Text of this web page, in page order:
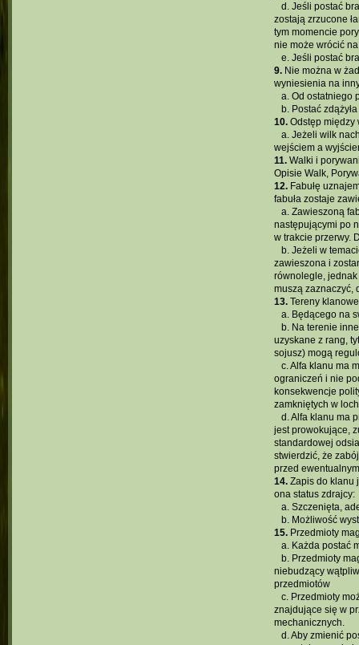
d. Jeśli postać
zostają zrzucone
tym momencie
nie może wrócić
e. Jeśli postać
9.Nie można w
wyniesienia na
a. Od ostatniego
b. Postać
10.Odstęp między
a. Jeżeli wilk
wejściem a
11.Walki i
Opisie Walk,
12.Fabułę
fabuła zostaje
a. Zawieszoną
następującymi po
w trakcie przerwy.
b. Jeżeli w
zawieszona i
równolegle, jednak
muszą zaznaczyć,
13.Tereny
a. Będącego na
b. Na terenie
uzyskane z rang,
sojusz) mogą
c. Alfa klanu ma
ograniczeń i nie
konsekwencje
zamkniętych w
d. Alfa klanu ma
jest prowokujące,
standardowej
stwierdzić, że
przed
14.Zapis do klanu
ona status zdrajcy:
a. Szczenięta,
b. Możliwość
15.Przedmioty
a. Każda postać
b. Przedmioty
niebudzący
przedmiotów
c. Przedmioty
znajdujące się w
mechanicznych.
d. Aby zmienić